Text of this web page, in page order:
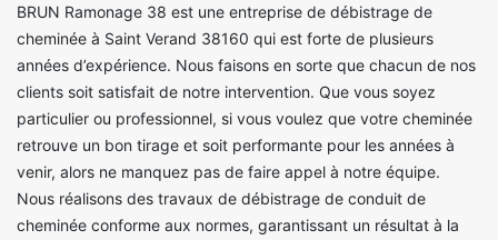
BRUN Ramonage 38 est une entreprise de débistrage de
cheminée à Saint Verand 38160 qui est forte de plusieurs
années d’expérience. Nous faisons en sorte que chacun de nos
clients soit satisfait de notre intervention. Que vous soyez
particulier ou professionnel, si vous voulez que votre cheminée
retrouve un bon tirage et soit performante pour les années à
venir, alors ne manquez pas de faire appel à notre équipe.
Nous réalisons des travaux de débistrage de conduit de
cheminée conforme aux normes, garantissant un résultat à la